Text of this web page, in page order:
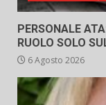
PERSONALE
RUOLO SOLO
6 Agosto 2026